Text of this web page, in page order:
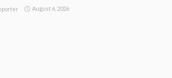
August 6, 2026